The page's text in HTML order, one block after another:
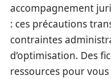
accompagnement
: ces précautions
contraintes
d’optimisation. Des
ressources pour